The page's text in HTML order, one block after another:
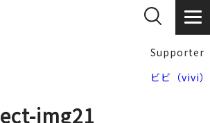
Supporter
ビビ（vivi）
img21